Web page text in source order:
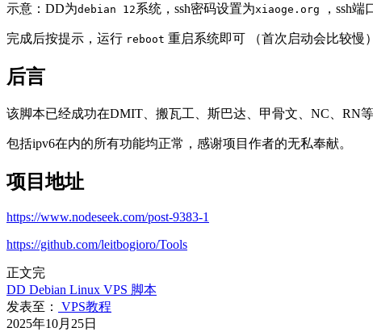
示意：DD为debian 12系统，ssh密码设置为xiaoge.org ，ssh端
完成后按提示，运行 reboot 重启系统即可 （首次启动会比较慢
后言
该脚本已经成功在DMIT、搬瓦工、斯巴达、甲骨文、NC、RN等
包括ipv6在内的所有功能均正常，感谢项目作者的无私奉献。
项目地址
https://www.nodeseek.com/post-9383-1
https://github.com/leitbogioro/Tools
正文完
DD Debian Linux VPS 脚本
发表至：
VPS教程
2025年10月25日